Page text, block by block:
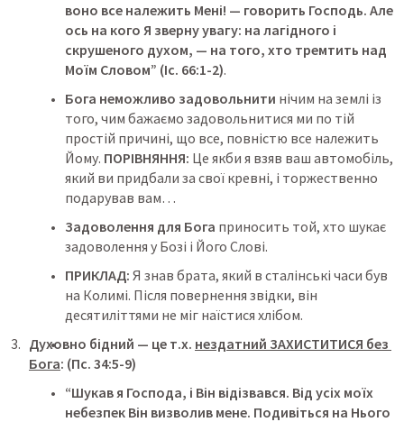
воно все належить Мені! — говорить Господь. Але
ось на кого Я зверну увагу: на лагідного і
скрушеного духом, — на того, хто тремтить над
Моїм Словом” (Іс. 66:1-2).
Бога неможливо задовольнити нічим на землі із
того, чим бажаємо задовольнитися ми по тій
простій причині, що все, повністю все належить
Йому. ПОРІВНЯННЯ: Це якби я взяв ваш автомобіль,
який ви придбали за свої кревні, і торжественно
подарував вам…
Задоволення для Бога приносить той, хто шукає
задоволення у Бозі і Його Слові.
ПРИКЛАД: Я знав брата, який в сталінські часи був
на Колимі. Після повернення звідки, він
десятиліттями не міг наїстися хлібом.
Духовно бідний — це т.х. нездатний ЗАХИСТИТИСЯ без
Бога: (Пс. 34:5-9)
“Шукав я Господа, і Він відізвався. Від усіх моїх
небезпек Він визволив мене. Подивіться на Нього